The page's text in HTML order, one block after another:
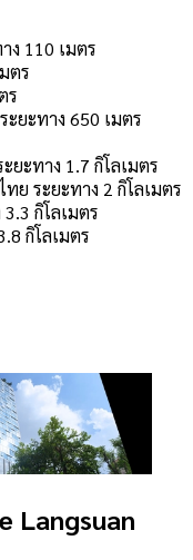
ง 110 เมตร
ตร
ร
ยะทาง 650 เมตร
ยะทาง 1.7 กิโลเมตร
ย ระยะทาง 2 กิโลเมตร
กิโลเมตร
กิโลเมตร
Langsuan